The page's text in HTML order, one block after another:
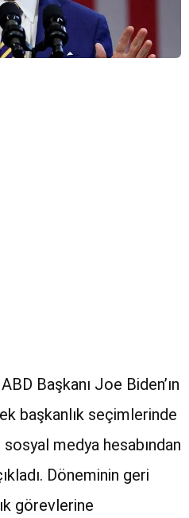
Başkanı Joe Biden’ın
başkanlık seçimlerinde
medya hesabından
Döneminin geri
görevlerine